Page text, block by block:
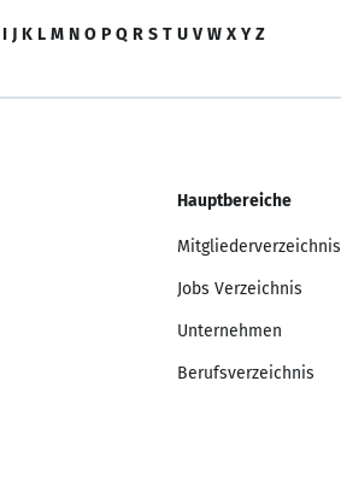
I J K L M N O P Q R S T U V W X Y Z
Hauptbereiche
Mitgliederverzeichnis
Jobs Verzeichnis
Unternehmen
Berufsverzeichnis